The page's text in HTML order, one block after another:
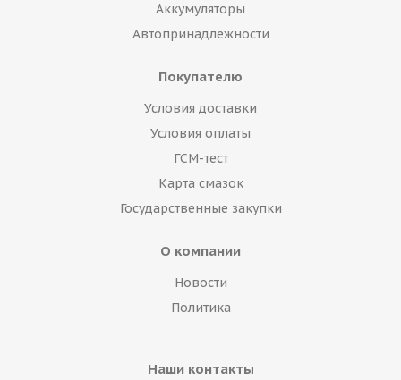
Аккумуляторы
Автопринадлежности
Покупателю
Условия доставки
Условия оплаты
ГСМ-тест
Карта смазок
Государственные закупки
О компании
Новости
Политика
Наши контакты